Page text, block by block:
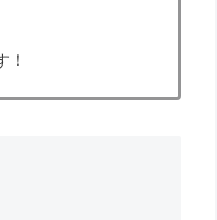
！